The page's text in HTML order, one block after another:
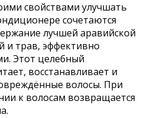
свойствами улучшать
сочетаются
лучшей аравийской
и трав, эффективно
Этот целебный
восстанавливает и
волосы. При
к волосам возвращается